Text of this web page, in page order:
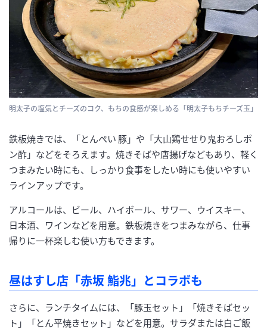
明太子の塩気とチーズのコク、もちの食感が楽しめる「明太子もちチーズ玉」
鉄板焼きでは、「とんぺい 豚」や「大山鶏せせり鬼おろしポ
ン酢」などをそろえます。焼きそばや唐揚げなどもあり、軽く
つまみたい時にも、しっかり食事をしたい時にも使いやすい
ラインアップです。
アルコールは、ビール、ハイボール、サワー、ウイスキー、
日本酒、ワインなどを用意。鉄板焼きをつまみながら、仕事
帰りに一杯楽しむ使い方もできます。
昼はすし店「赤坂 鮨兆」とコラボも
さらに、ランチタイムには、「豚玉セット」「焼きそばセッ
ト」「とん平焼きセット」などを用意。サラダまたは白ご飯